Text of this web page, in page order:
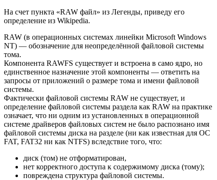
На счет пункта «RAW файл» из Легенды, приведу его
определение из Wikipedia.
RAW (в операционных системах линейки Microsoft Windows
NT) — обозначение для неопределённой файловой системы
тома.
Компонента RAWFS существует и встроена в само ядро, но
единственное назначение этой компоненты — ответить на
запросы от приложений о размере тома и имени файловой
системы.
Фактически файловой системы RAW не существует, и
определение файловой системы раздела как RAW на практике
означает, что ни одним из установленных в операционной
системе драйверов файловых систем не было распознано имя
файловой системы диска на разделе (ни как известная для ОС
FAT, FAT32 ни как NTFS) вследствие того, что:
диск (том) не отформатирован,
нет корректного доступа к содержимому диска (тому);
повреждена структура файловой системы.